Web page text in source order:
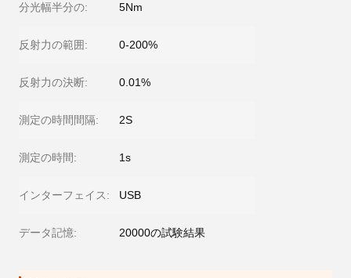
分光幅半分の: 5Nm
反射力の範囲: 0-200%
反射力の決断: 0.01%
測定の時間間隔: 2S
測定の時間: 1s
インターフェイス: USB
データ記憶: 20000の試験結果